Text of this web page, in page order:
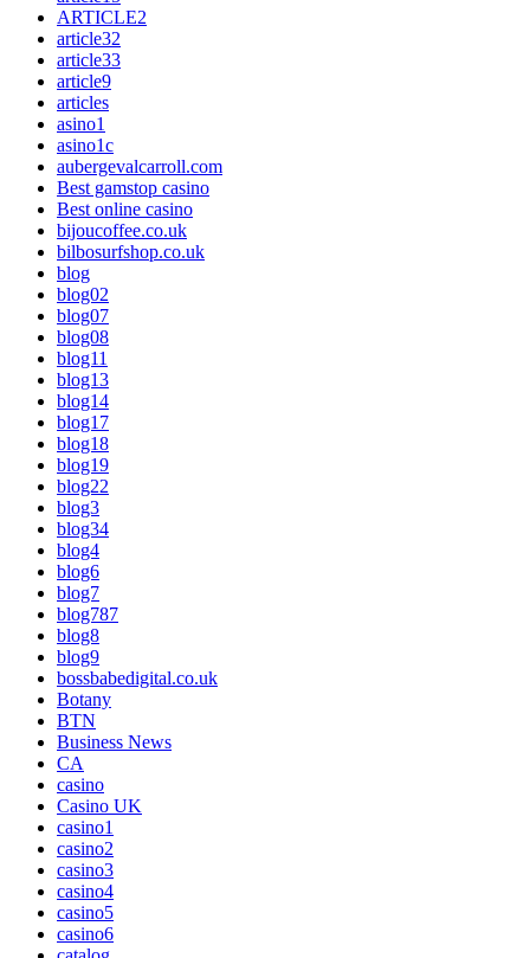
ARTICLE2
article32
article33
article9
articles
asino1
asino1c
aubergevalcarroll.com
Best gamstop casino
Best online casino
bijoucoffee.co.uk
bilbosurfshop.co.uk
blog
blog02
blog07
blog08
blog11
blog13
blog14
blog17
blog18
blog19
blog22
blog3
blog34
blog4
blog6
blog7
blog787
blog8
blog9
bossbabedigital.co.uk
Botany
BTN
Business News
CA
casino
Casino UK
casino1
casino2
casino3
casino4
casino5
casino6